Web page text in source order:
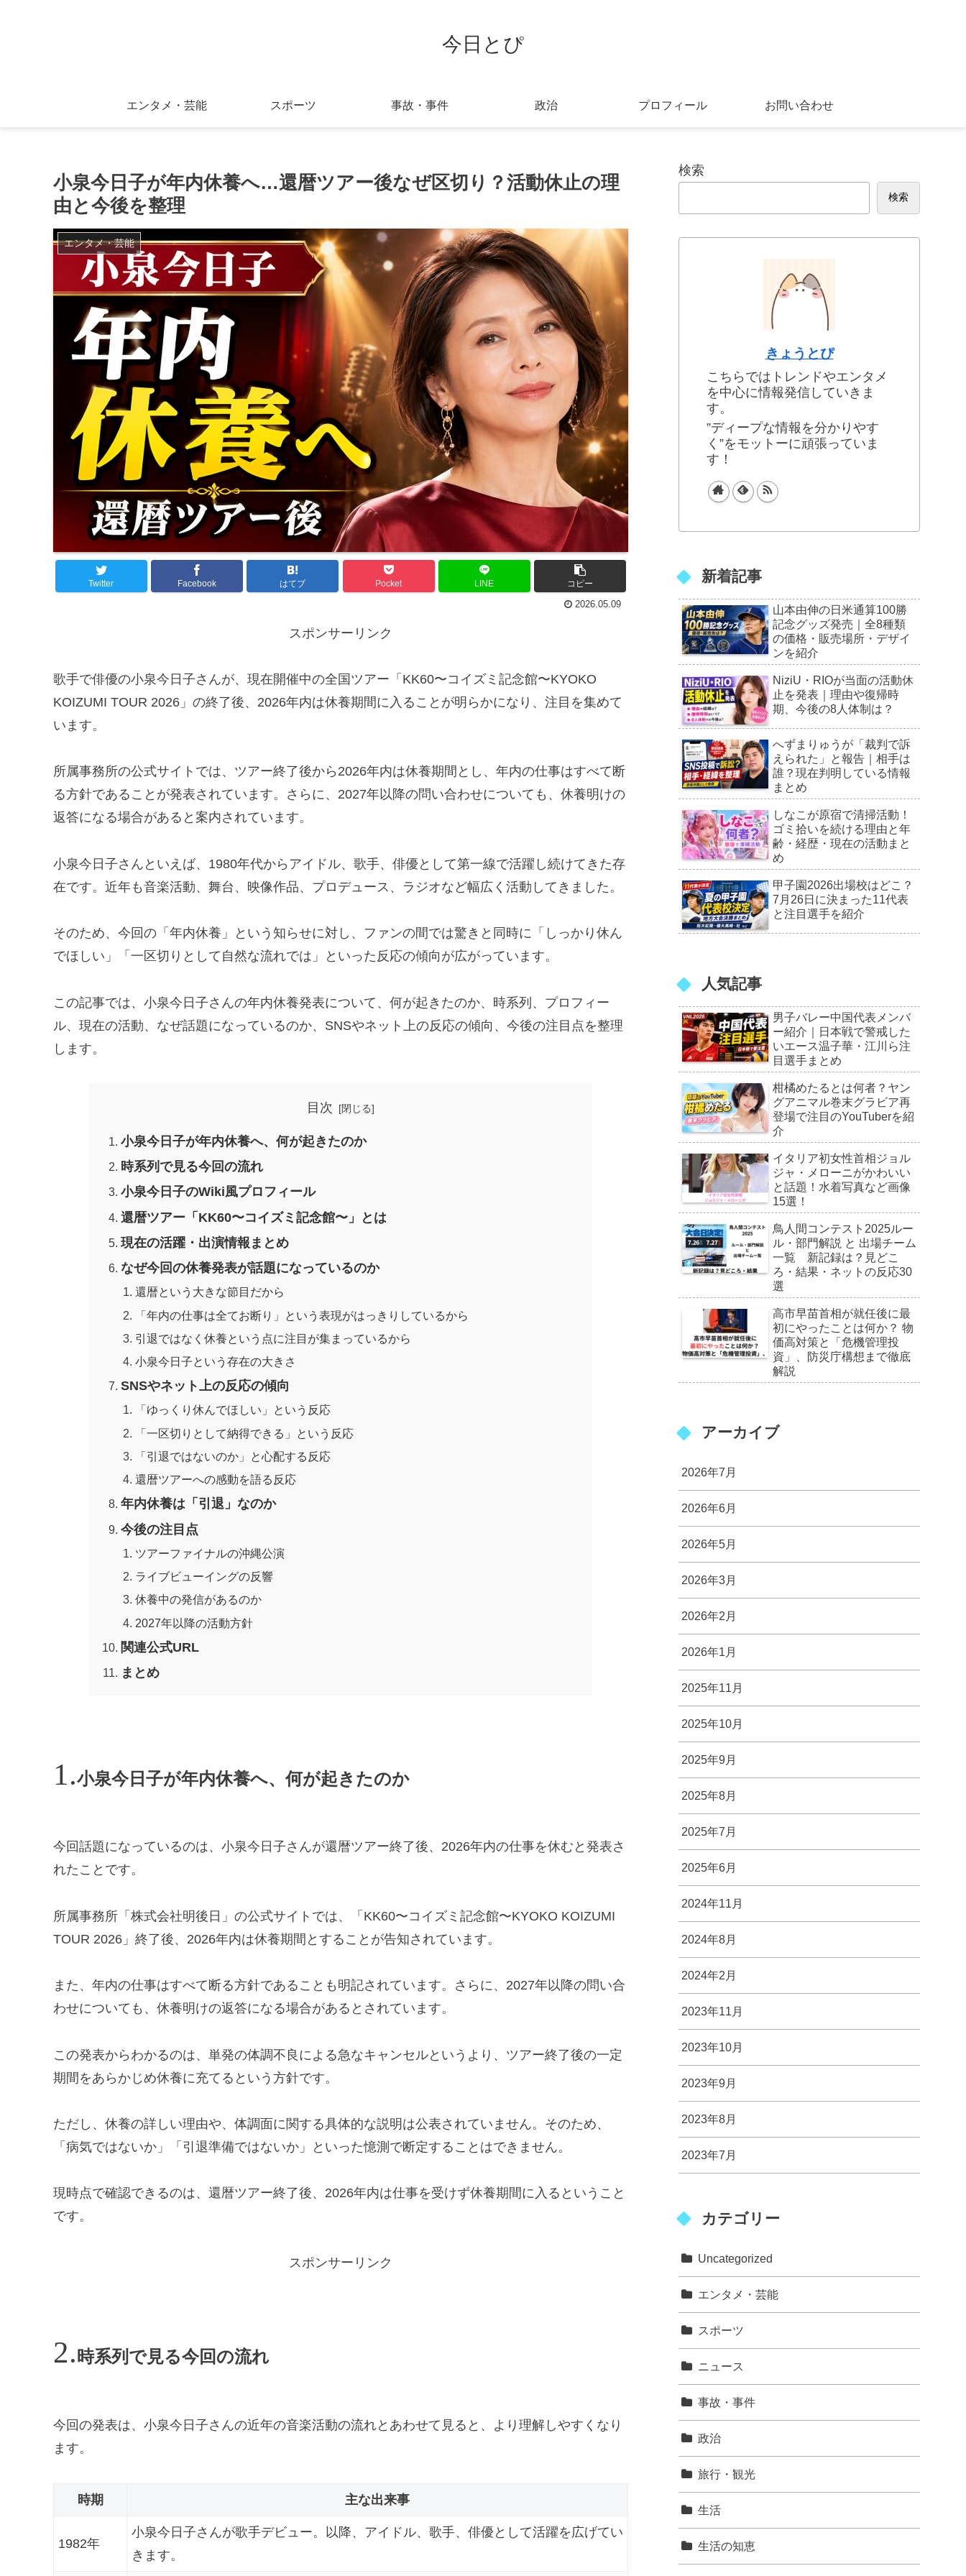
今日とぴ
エンタメ・芸能 スポーツ 事故・事件 政治 プロフィール お問い合わせ
小泉今日子が年内休養へ…還暦ツアー後なぜ区切り？活動休止の理
由と今後を整理
エンタメ・芸能
Twitter Facebook はてブ Pocket LINE コピー
2026.05.09
スポンサーリンク
歌手で俳優の小泉今日子さんが、現在開催中の全国ツアー「KK60〜コイズミ記念館〜KYOKO
KOIZUMI TOUR 2026」の終了後、2026年内は休養期間に入ることが明らかになり、注目を集めて
います。
所属事務所の公式サイトでは、ツアー終了後から2026年内は休養期間とし、年内の仕事はすべて断
る方針であることが発表されています。さらに、2027年以降の問い合わせについても、休養明けの
返答になる場合があると案内されています。
小泉今日子さんといえば、1980年代からアイドル、歌手、俳優として第一線で活躍し続けてきた存
在です。近年も音楽活動、舞台、映像作品、プロデュース、ラジオなど幅広く活動してきました。
そのため、今回の「年内休養」という知らせに対し、ファンの間では驚きと同時に「しっかり休ん
でほしい」「一区切りとして自然な流れでは」といった反応の傾向が広がっています。
この記事では、小泉今日子さんの年内休養発表について、何が起きたのか、時系列、プロフィー
ル、現在の活動、なぜ話題になっているのか、SNSやネット上の反応の傾向、今後の注目点を整理
します。
目次
小泉今日子が年内休養へ、何が起きたのか
時系列で見る今回の流れ
小泉今日子のWiki風プロフィール
還暦ツアー「KK60〜コイズミ記念館〜」とは
現在の活躍・出演情報まとめ
なぜ今回の休養発表が話題になっているのか
還暦という大きな節目だから
「年内の仕事は全てお断り」という表現がはっきりしているから
引退ではなく休養という点に注目が集まっているから
小泉今日子という存在の大きさ
SNSやネット上の反応の傾向
「ゆっくり休んでほしい」という反応
「一区切りとして納得できる」という反応
「引退ではないのか」と心配する反応
還暦ツアーへの感動を語る反応
年内休養は「引退」なのか
今後の注目点
ツアーファイナルの沖縄公演
ライブビューイングの反響
休養中の発信があるのか
2027年以降の活動方針
関連公式URL
まとめ
小泉今日子が年内休養へ、何が起きたのか
今回話題になっているのは、小泉今日子さんが還暦ツアー終了後、2026年内の仕事を休むと発表さ
れたことです。
所属事務所「株式会社明後日」の公式サイトでは、「KK60〜コイズミ記念館〜KYOKO KOIZUMI
TOUR 2026」終了後、2026年内は休養期間とすることが告知されています。
また、年内の仕事はすべて断る方針であることも明記されています。さらに、2027年以降の問い合
わせについても、休養明けの返答になる場合があるとされています。
この発表からわかるのは、単発の体調不良による急なキャンセルというより、ツアー終了後の一定
期間をあらかじめ休養に充てるという方針です。
ただし、休養の詳しい理由や、体調面に関する具体的な説明は公表されていません。そのため、
「病気ではないか」「引退準備ではないか」といった憶測で断定することはできません。
現時点で確認できるのは、還暦ツアー終了後、2026年内は仕事を受けず休養期間に入るということ
です。
スポンサーリンク
時系列で見る今回の流れ
今回の発表は、小泉今日子さんの近年の音楽活動の流れとあわせて見ると、より理解しやすくなり
ます。
時期 主な出来事
1982年
小泉今日子さんが歌手デビュー。以降、アイドル、歌手、俳優として活躍を広げてい
きます。
検索
検索
きょうとぴ
こちらではトレンドやエンタメ
を中心に情報発信していきま
す。
”ディープな情報を分かりやす
く”をモットーに頑張っていま
す！
新着記事
山本由伸の日米通算100勝
記念グッズ発売｜全8種類
の価格・販売場所・デザイ
ンを紹介
NiziU・RIOが当面の活動休
止を発表｜理由や復帰時
期、今後の8人体制は？
へずまりゅうが「裁判で訴
えられた」と報告｜相手は
誰？現在判明している情報
まとめ
しなこが原宿で清掃活動！
ゴミ拾いを続ける理由と年
齢・経歴・現在の活動まと
め
甲子園2026出場校はどこ？
7月26日に決まった11代表
と注目選手を紹介
人気記事
男子バレー中国代表メンバ
ー紹介｜日本戦で警戒した
いエース温子華・江川ら注
目選手まとめ
柑橘めたるとは何者？ヤン
グアニマル巻末グラビア再
登場で注目のYouTuberを紹
介
イタリア初女性首相ジョル
ジャ・メローニがかわいい
と話題！水着写真など画像
15選！
鳥人間コンテスト2025ルー
ル・部門解説 と 出場チーム
一覧 新記録は？見どこ
ろ・結果・ネットの反応30
選
高市早苗首相が就任後に最
初にやったことは何か？ 物
価高対策と「危機管理投
資」、防災庁構想まで徹底
解説
アーカイブ
2026年7月
2026年6月
2026年5月
2026年3月
2026年2月
2026年1月
2025年11月
2025年10月
2025年9月
2025年8月
2025年7月
2025年6月
2024年11月
2024年8月
2024年2月
2023年11月
2023年10月
2023年9月
2023年8月
2023年7月
カテゴリー
Uncategorized
エンタメ・芸能
スポーツ
ニュース
事故・事件
政治
旅行・観光
生活
生活の知恵